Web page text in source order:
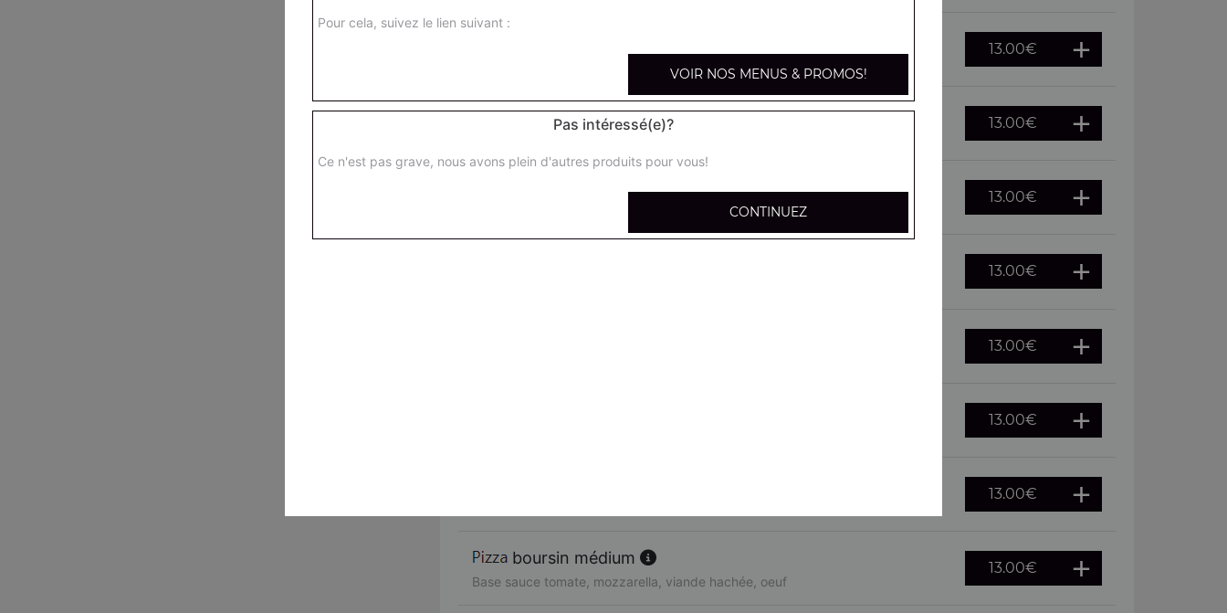
13.00€
fruits de mer médium
Base sauce tomate, mozzarella, cocktail de fruits de mer, citron
13.00€
arménienne médium
Base sauce tomate, mozzarella, pepperoni, feta, tomates fraîches
13.00€
13.00€
13.00€
13.00€
13.00€
boursin médium
Base sauce tomate, mozzarella, viande hachée, oeuf
13.00€
Pour cela, suivez le lien suivant :
VOIR NOS MENUS & PROMOS!
Pas intéressé(e)?
Ce n'est pas grave, nous avons plein d'autres produits pour vous!
CONTINUEZ